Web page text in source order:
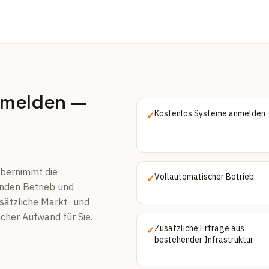
—
die
Betrieb und
Markt- und
Aufwand für Sie.
✓Kostenlos Systeme anmelden
✓Vollautomatischer Betrieb
✓Zusätzliche Erträge aus
bestehender Infrastruktur